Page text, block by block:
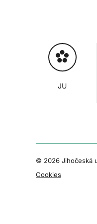
JU
© 2026 Jihočeská
Cookies